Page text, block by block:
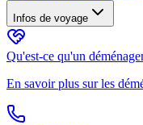
Infos de voyage
Qu'est-ce qu'un
En savoir plus sur les